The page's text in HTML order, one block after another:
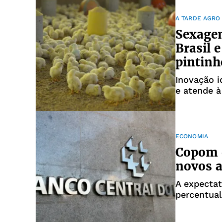
A TARDE AGRO
Brasil
Inovação
e atende
ECONOMIA
Copom
novos
A